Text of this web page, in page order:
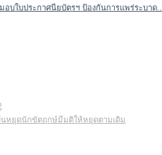
อบใบประกาศนียบัตรฯ ป้องกันการแพร่ระบาด..
หยุดนักขัตฤกษ์มีมติให้หยุดตามเดิม